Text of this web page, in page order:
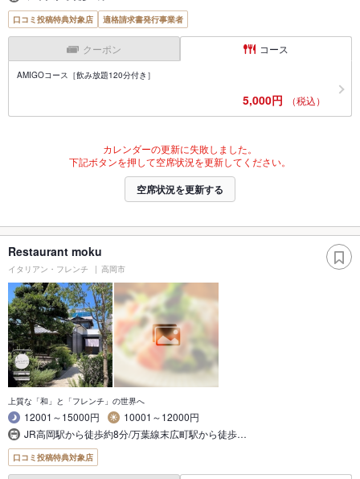
口コミ投稿特典対象店 適格請求書発行事業者
クーポン コース
AMIGOコース［飲み放題120分付き］
5,000円 （税込）
カレンダーの更新に失敗しました。
下記ボタンを押して空席状況を更新してください。
空席状況を更新する
Restaurant moku
イタリアン・フレンチ 高岡市
上質な「和」と「フレンチ」の世界へ
12001～15000円
10001～12000円
JR高岡駅から徒歩約8分/万葉線末広町駅から徒歩…
口コミ投稿特典対象店